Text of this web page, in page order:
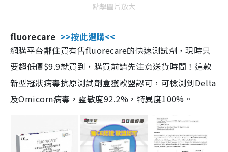
點擊圖片放大
fluorecare >>按此選購<<
網購平台鄰住買有售fluorecare的快速測試劑，現時只
要超低價$9.9就買到，購買前請先注意送貨時間！這款
新型冠狀病毒抗原測試劑盒獲歐盟認可，可檢測到Delta
及Omicorn病毒，靈敏度92.2%，特異度100%。